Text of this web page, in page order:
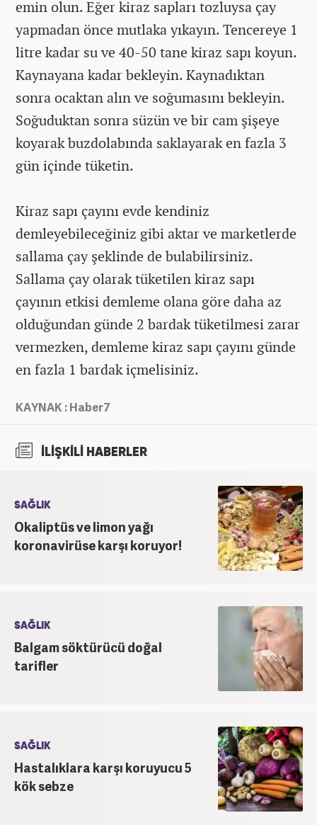
emin olun. Eğer kiraz sapları tozluysa çay
yapmadan önce mutlaka yıkayın. Tencereye 1
litre kadar su ve 40-50 tane kiraz sapı koyun.
Kaynayana kadar bekleyin. Kaynadıktan
sonra ocaktan alın ve soğumasını bekleyin.
Soğuduktan sonra süzün ve bir cam şişeye
koyarak buzdolabında saklayarak en fazla 3
gün içinde tüketin.
Kiraz sapı çayını evde kendiniz
demleyebileceğiniz gibi aktar ve marketlerde
sallama çay şeklinde de bulabilirsiniz.
Sallama çay olarak tüketilen kiraz sapı
çayının etkisi demleme olana göre daha az
olduğundan günde 2 bardak tüketilmesi zarar
vermezken, demleme kiraz sapı çayını günde
en fazla 1 bardak içmelisiniz.
KAYNAK : Haber7
İLİŞKİLİ HABERLER
SAĞLIK
Okaliptüs ve limon yağı
koronavirüse karşı koruyor!
SAĞLIK
Balgam söktürücü doğal
tarifler
SAĞLIK
Hastalıklara karşı koruyucu 5
kök sebze